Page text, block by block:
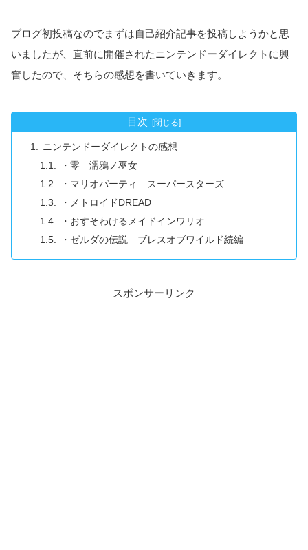
ブログ初投稿なのでまずは自己紹介記事を投稿しようかと思
いましたが、直前に開催されたニンテンドーダイレクトに興
奮したので、そちらの感想を書いていきます。
目次
ニンテンドーダイレクトの感想
・零 濡鴉ノ巫女
・マリオパーティ スーパースターズ
・メトロイドDREAD
・おすそわけるメイドインワリオ
・ゼルダの伝説 ブレスオブワイルド続編
スポンサーリンク